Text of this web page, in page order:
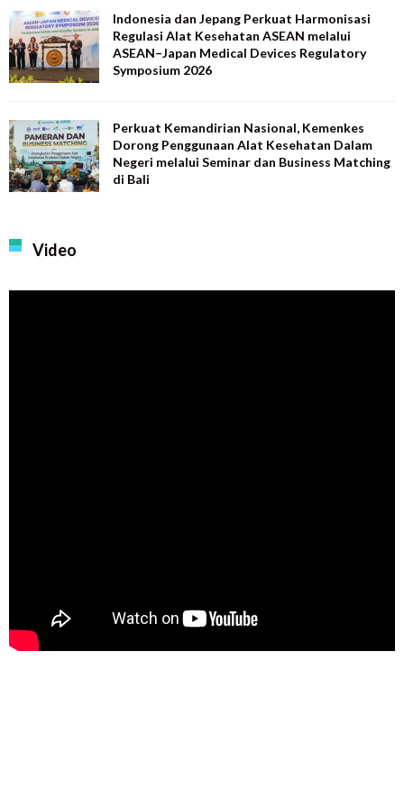
Indonesia dan Jepang Perkuat Harmonisasi
Regulasi Alat Kesehatan ASEAN melalui
ASEAN–Japan Medical Devices Regulatory
Symposium 2026
Perkuat Kemandirian Nasional, Kemenkes
Dorong Penggunaan Alat Kesehatan Dalam
Negeri melalui Seminar dan Business Matching
di Bali
Video